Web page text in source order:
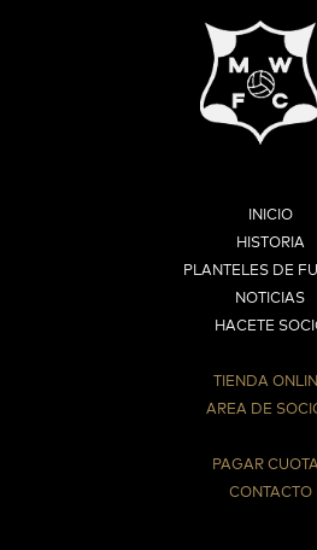
INICIO
HISTORIA
PLANTELES DE
NOTICIAS
HACETE
TIENDA
AREA DE
PAGAR
CONTACTO